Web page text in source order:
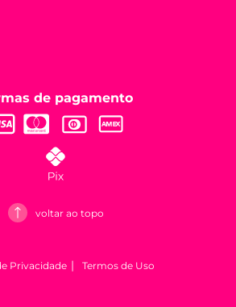
de pagamento
voltar ao topo
Privacidade Termos de Uso